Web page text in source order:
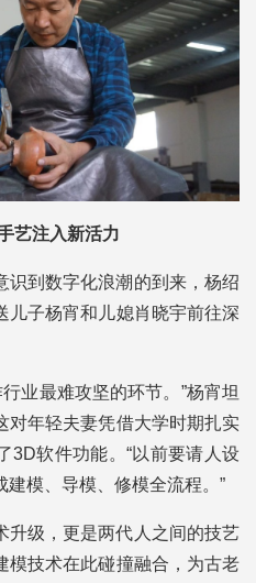
艺注入新活力
识到数字化浪潮的到来，杨绍
子杨宵和儿媳肖晓宇前往深
业最难攻坚的环节。”杨宵坦
对年轻夫妻凭借大学时期扎实
3D软件功能。“以前要请人设
模、导模、修模全流程。”
升级，更是两代人之间的技艺
模技术在此碰撞融合，为古老